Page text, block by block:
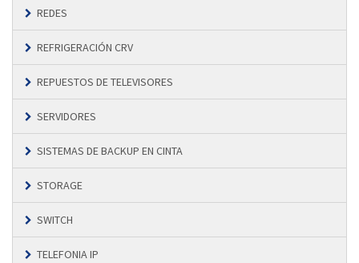
REDES
REFRIGERACIÓN CRV
REPUESTOS DE TELEVISORES
SERVIDORES
SISTEMAS DE BACKUP EN CINTA
STORAGE
SWITCH
TELEFONIA IP